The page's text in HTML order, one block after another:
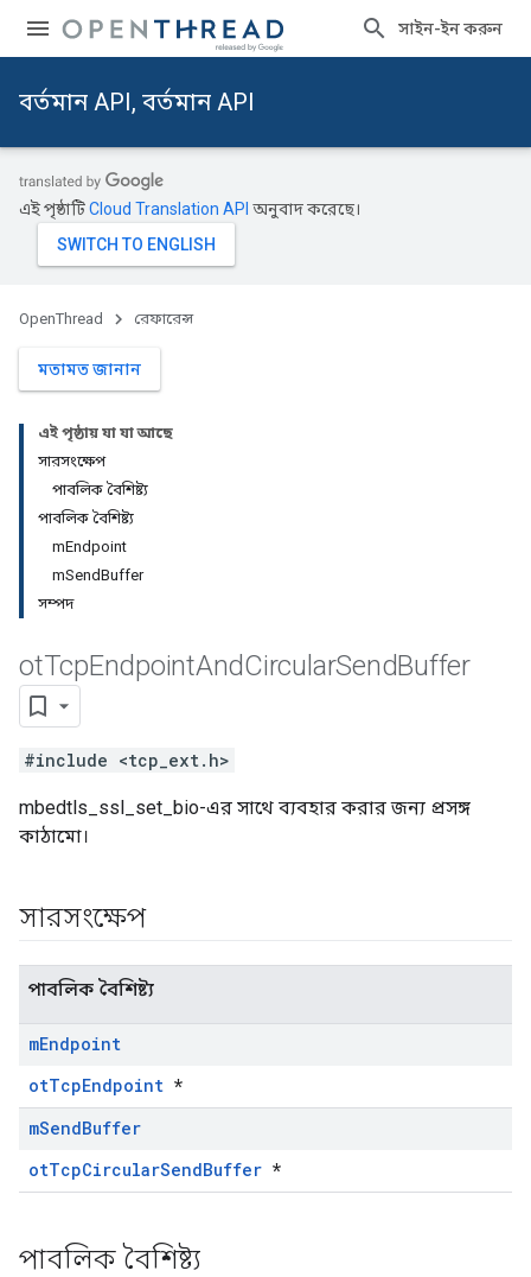
সাইন-ইন করুন
বর্তমান API, বর্তমান API
এই পৃষ্ঠাটিCloud Translation API অনুবাদ করেছে।
OpenThread রেফারেন্স
মতামত জানান
এই পৃষ্ঠায় যা যা আছে
সারসংক্ষেপ
পাবলিক বৈশিষ্ট্য
পাবলিক বৈশিষ্ট্য
mEndpoint
mSendBuffer
সম্পদ
otTcpEndpointAndCircularSendBuffer
#include <tcp_ext.h>
mbedtls_ssl_set_bio-এর সাথে ব্যবহার করার জন্য প্রসঙ্গ
কাঠামো।
সারসংক্ষেপ
পাবলিক বৈশিষ্ট্য
mEndpoint
otTcpEndpoint *
mSendBuffer
otTcpCircularSendBuffer *
পাবলিক বৈশিষ্ট্য